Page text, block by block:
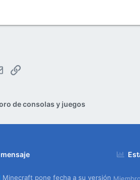
EmailEnlace
de consolas y juegos
Minecraft pone fecha a su versión